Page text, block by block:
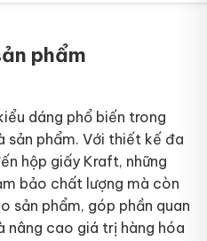
phẩm
dáng phổ biến trong
sản phẩm. Với thiết kế đa
hộp giấy Kraft, những
bảo chất lượng mà còn
sản phẩm, góp phần quan
nâng cao giá trị hàng hóa